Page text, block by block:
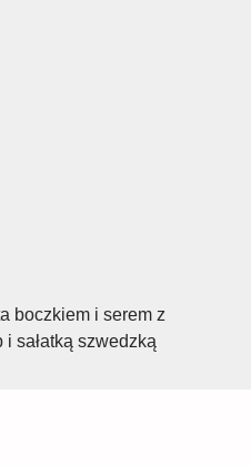
boczkiem i serem z
sałatką szwedzką